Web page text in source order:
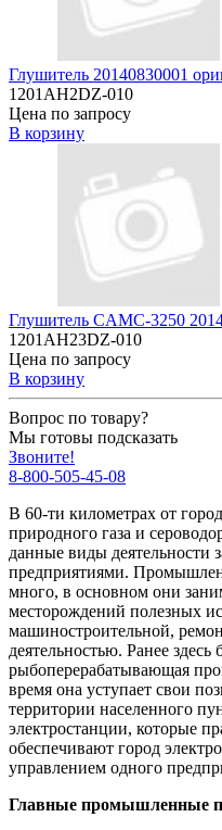
Глушитель 20140830001
1201AH2DZ-010
Цена по запросу
В корзину
Глушитель CAMC-3250
1201AH23DZ-010
Цена по запросу
В корзину
Вопрос по товару?
Мы готовы подсказать
Звоните!
8-800-505-45-08
В 60-ти километрах от
природного газа и
данные виды деятельности
предприятиями.
много, в основном они
месторождений полезных
машиностроительной,
деятельностью. Ранее здесь
рыбоперерабатывающая
время она уступает свои
территории населенного
электростанции, которые
обеспечивают город
управлением одного
Главные промышленные